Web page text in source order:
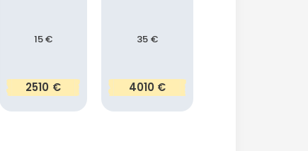
15 € 35 €
2510 € 4010 €